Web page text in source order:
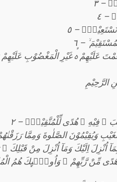
– ٣
٤
نَسْتَعِيْنُۗ – ٥
– ٦
عَلَيْهِمْ ەۙ غَيْرِ الْمَغْضُوْبِ عَلَيْهِمْ
الرَّحِيْمِ
فِيْهِ ۛ هُدًى لِّلْمُتَّقِيْنَۙ – ٢
وَيُقِيْمُوْنَ الصَّلٰوةَ وَمِمَّا
اُنْزِلَ اِلَيْكَ وَمَآ اُنْزِلَ مِنْ قَبْلِكَ
مِّنْ رَّبِّهِمْ ۙ وَاُولٰۤىِٕكَ هُمُ